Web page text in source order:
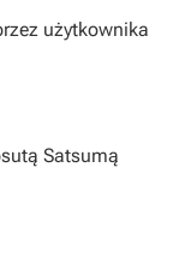
użytkownika
Satsumą